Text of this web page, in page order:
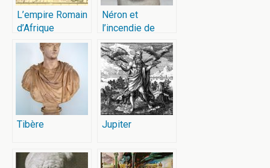
L’empire Romain
d’Afrique
Néron et
l’incendie de
Rome
Tibère Jupiter